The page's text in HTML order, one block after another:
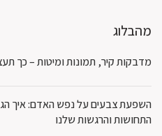
מהבלוג
מדבקות קיר, תמונות ומיטות – כך
השפעת צבעים על נפש האדם: איך
התחושות והרגשות שלנו